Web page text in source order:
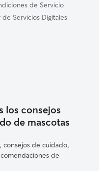
de Servicio
de Servicios Digitales
los consejos
de mascotas
consejos de cuidado,
de